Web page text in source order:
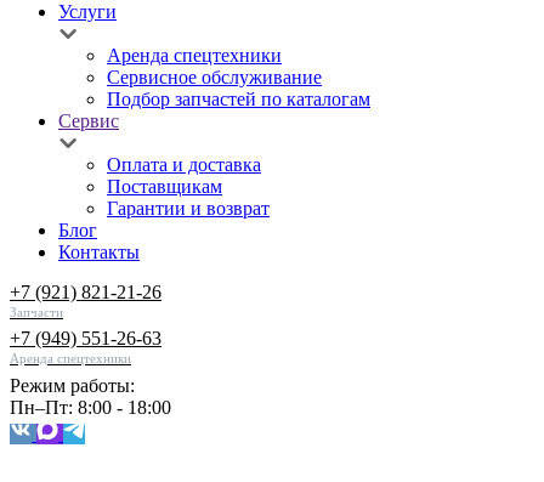
Услуги
Аренда спецтехники
Сервисное обслуживание
Подбор запчастей по каталогам
Сервис
Оплата и доставка
Поставщикам
Гарантии и возврат
Блог
Контакты
+7 (921) 821-21-26
Запчасти
+7 (949) 551-26-63
Аренда спецтехники
Режим работы:
Пн–Пт: 8:00 - 18:00